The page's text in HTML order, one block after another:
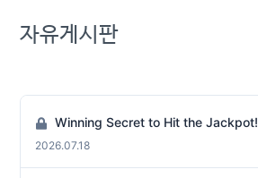
자유게시판
Winning Secret to Hit the Jackpot!
2026.07.18